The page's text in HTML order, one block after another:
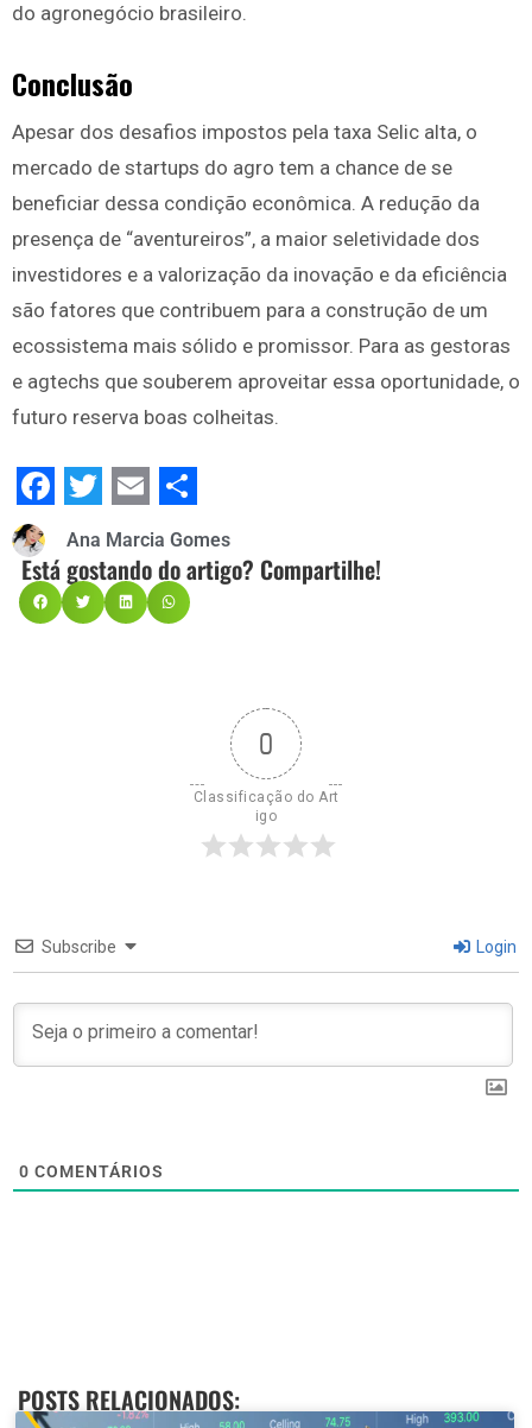
do agronegócio brasileiro.
Conclusão
Apesar dos desafios impostos pela taxa Selic alta, o
mercado de startups do agro tem a chance de se
beneficiar dessa condição econômica. A redução da
presença de “aventureiros”, a maior seletividade dos
investidores e a valorização da inovação e da eficiência
são fatores que contribuem para a construção de um
ecossistema mais sólido e promissor. Para as gestoras
e agtechs que souberem aproveitar essa oportunidade, o
futuro reserva boas colheitas.
Facebook
Twitter
Email
Share
Ana Marcia Gomes
Está gostando do artigo? Compartilhe!
0
Classificação do Art
igo
Subscribe Login
0 COMENTÁRIOS
POSTS RELACIONADOS: